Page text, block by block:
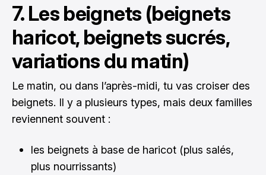
7. Les beignets (beignets
haricot, beignets sucrés,
variations du matin)
Le matin, ou dans l’après-midi, tu vas croiser des
beignets. Il y a plusieurs types, mais deux familles
reviennent souvent :
les beignets à base de haricot (plus salés,
plus nourrissants)